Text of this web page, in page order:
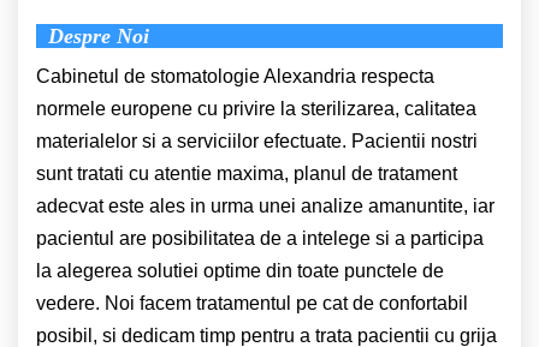
Despre Noi
Cabinetul de stomatologie Alexandria respecta
normele europene cu privire la sterilizarea, calitatea
materialelor si a serviciilor efectuate. Pacientii nostri
sunt tratati cu atentie maxima, planul de tratament
adecvat este ales in urma unei analize amanuntite, iar
pacientul are posibilitatea de a intelege si a participa
la alegerea solutiei optime din toate punctele de
vedere. Noi facem tratamentul pe cat de confortabil
posibil, si dedicam timp pentru a trata pacientii cu grija